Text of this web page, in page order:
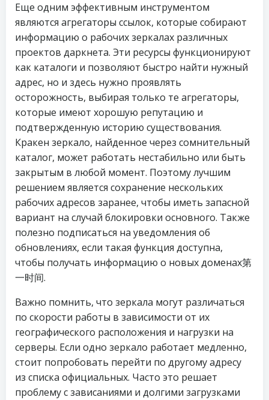
Еще одним эффективным инструментом
являются агрегаторы ссылок, которые собирают
информацию о рабочих зеркалах различных
проектов даркнета. Эти ресурсы функционируют
как каталоги и позволяют быстро найти нужный
адрес, но и здесь нужно проявлять
осторожность, выбирая только те агрегаторы,
которые имеют хорошую репутацию и
подтвержденную историю существования.
Кракен зеркало, найденное через сомнительный
каталог, может работать нестабильно или быть
закрытым в любой момент. Поэтому лучшим
решением является сохранение нескольких
рабочих адресов заранее, чтобы иметь запасной
вариант на случай блокировки основного. Также
полезно подписаться на уведомления об
обновлениях, если такая функция доступна,
чтобы получать информацию о новых доменах第
一时间.
Важно помнить, что зеркала могут различаться
по скорости работы в зависимости от их
географического расположения и нагрузки на
серверы. Если одно зеркало работает медленно,
стоит попробовать перейти по другому адресу
из списка официальных. Часто это решает
проблему с зависаниями и долгими загрузками